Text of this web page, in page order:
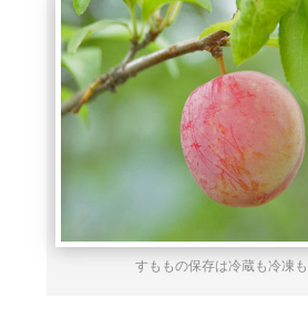
すももの保存は冷蔵も冷凍